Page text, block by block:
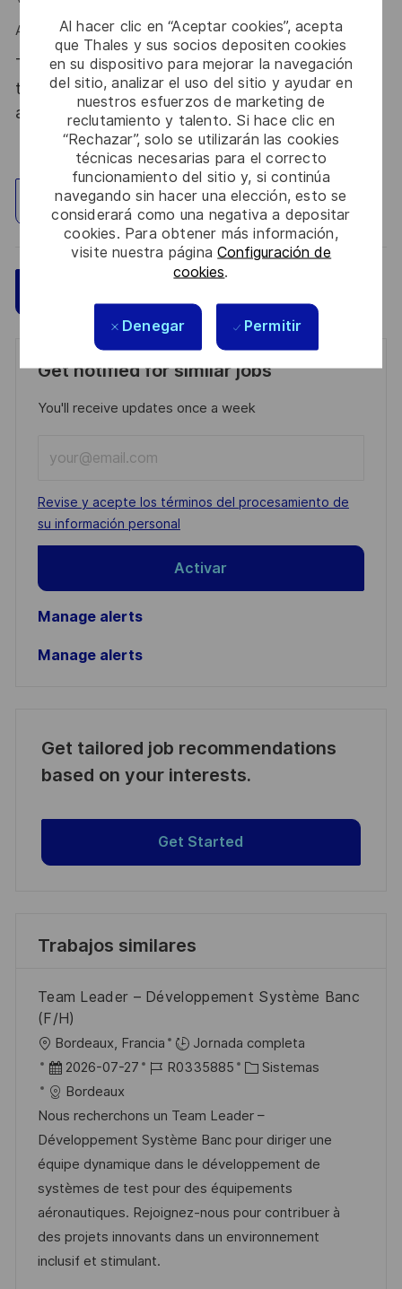
Al hacer clic en “Aceptar cookies”, acepta
que Thales y sus socios depositen cookies
en su dispositivo para mejorar la navegación
del sitio, analizar el uso del sitio y ayudar en
nuestros esfuerzos de marketing de
reclutamiento y talento. Si hace clic en
“Rechazar”, solo se utilizarán las cookies
técnicas necesarias para el correcto
funcionamiento del sitio y, si continúa
navegando sin hacer una elección, esto se
considerará como una negativa a depositar
cookies. Para obtener más información,
visite nuestra páginaConfiguración de
cookies.
Denegar Permitir
Alors ce poste est fait pour vous !
Thales, entreprise Handi-Engagée, reconnait
tous les talents. La diversité est notre meilleur
atout. Postulez et rejoignez nous !
Explorar ubicación
Get notified for similar jobs
You'll receive updates once a week
Email
address
(Required)
Required
Revise y acepte los términos del procesamiento de
su información personal
Activar
Manage alerts
Manage alerts
Get tailored job recommendations
based on your interests.
Get Started
Trabajos similares
Team Leader – Développement Système Banc
(F/H)
U
b
c
a
c
i
ó
n
Bordeaux, Francia
Jornada completa
F
e
c
h
a
d
e
p
u
2026-07-27
I
d
e
e
m
p
l
e
R0335885
C
t
e
g
o
r
í
Sistemas
Bordeaux
Nous recherchons un Team Leader –
Développement Système Banc pour diriger une
équipe dynamique dans le développement de
systèmes de test pour des équipements
aéronautiques. Rejoignez-nous pour contribuer à
des projets innovants dans un environnement
inclusif et stimulant.